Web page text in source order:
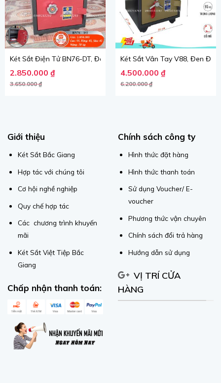
Két Sắt Điện Tử BN76-DT, Đen Đỏ, Việt Tiệp, Nặng 70kg, Két Sắt
3.650.000₫
Giá gốc là: 3.650.000 ₫.
2.850.000 ₫
Giá hiện tại là: 2.850.000 ₫.
Két Sắt Vân Tay V88, Đen Đỏ,
6.200.000₫
Giá gốc là: 6.200.000 ₫.
4.500.000 ₫
Giá hiện tại là: 4.500.000 ₫.
Giới thiệu
Két Sắt Bắc Giang
Hợp tác với chúng tôi
Cơ hội nghề nghiệp
Quy chế hợp tác
Các chương trình khuyến
mãi
Két Sắt Việt Tiệp Bắc
Giang
Chấp nhận thanh toán:
Chính sách công ty
Hình thức đặt hàng
Hình thức thanh toán
Sử dụng Voucher/ E-
voucher
Phương thức vận chuyên
Chính sách đổi trả hàng
Hướng dẫn sử dụng
VỊ TRÍ CỬA
HÀNG